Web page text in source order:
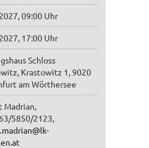
09:00 Uhr
17:00 Uhr
Schloss
Krastowitz 1, 9020
am Wörthersee
Madrian,
5850/2123,